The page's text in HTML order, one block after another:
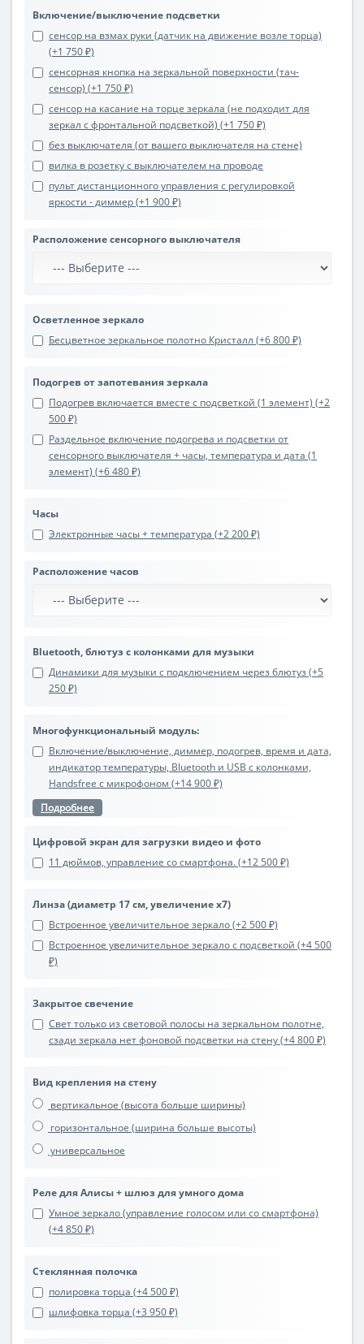
Включение/выключение подсветки
сенсор на взмах руки (датчик на движение возле торца)
(+1 750 ₽)
сенсорная кнопка на зеркальной поверхности (тач-
сенсор) (+1 750 ₽)
сенсор на касание на торце зеркала (не подходит для
зеркал с фронтальной подсветкой) (+1 750 ₽)
без выключателя (от вашего выключателя на стене)
вилка в розетку с выключателем на проводе
пульт дистанционного управления с регулировкой
яркости - диммер (+1 900 ₽)
Расположение сенсорного выключателя
Осветленное зеркало
Бесцветное зеркальное полотно Кристалл (+6 800 ₽)
Подогрев от запотевания зеркала
Подогрев включается вместе с подсветкой (1 элемент) (+2
500 ₽)
Раздельное включение подогрева и подсветки от
сенсорного выключателя + часы, температура и дата (1
элемент) (+6 480 ₽)
Часы
Электронные часы + температура (+2 200 ₽)
Расположение часов
Bluetooth, блютуз с колонками для музыки
Динамики для музыки с подключением через блютуз (+5
250 ₽)
Многофункциональный модуль:
Включение/выключение, диммер, подогрев, время и дата,
индикатор температуры, Bluetooth и USB с колонками,
Handsfree с микрофоном (+14 900 ₽)
Подробнее
Цифровой экран для загрузки видео и фото
11 дюймов, управление со смартфона. (+12 500 ₽)
Линза (диаметр 17 см, увеличение х7)
Встроенное увеличительное зеркало (+2 500 ₽)
Встроенное увеличительное зеркало с подсветкой (+4 500
₽)
Закрытое свечение
Свет только из световой полосы на зеркальном полотне,
сзади зеркала нет фоновой подсветки на стену (+4 800 ₽)
Вид крепления на стену
вертикальное (высота больше ширины)
горизонтальное (ширина больше высоты)
универсальное
Реле для Алисы + шлюз для умного дома
Умное зеркало (управление голосом или со смартфона)
(+4 850 ₽)
Стеклянная полочка
полировка торца (+4 500 ₽)
шлифовка торца (+3 950 ₽)